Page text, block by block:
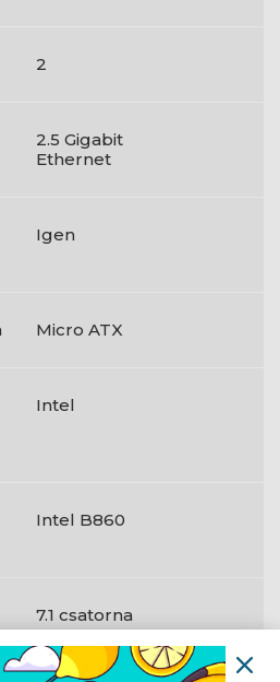
2
2.5 Gigabit
Ethernet
Igen
Micro ATX
Intel
Intel B860
7.1 csatorna